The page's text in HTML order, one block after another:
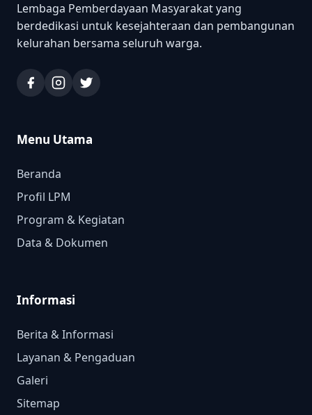
Lembaga Pemberdayaan Masyarakat yang
berdedikasi untuk kesejahteraan dan pembangunan
kelurahan bersama seluruh warga.
Menu Utama
Beranda
Profil LPM
Program & Kegiatan
Data & Dokumen
Informasi
Berita & Informasi
Layanan & Pengaduan
Galeri
Sitemap